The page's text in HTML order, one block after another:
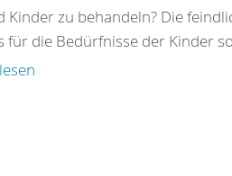
Kinder zu behandeln? Die
für die Bedürfnisse der Kinder